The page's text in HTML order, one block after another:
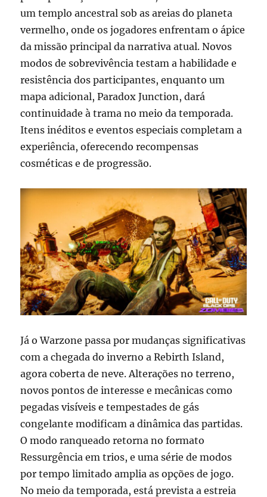
um templo ancestral sob as areias do planeta
vermelho, onde os jogadores enfrentam o ápice
da missão principal da narrativa atual. Novos
modos de sobrevivência testam a habilidade e
resistência dos participantes, enquanto um
mapa adicional, Paradox Junction, dará
continuidade à trama no meio da temporada.
Itens inéditos e eventos especiais completam a
experiência, oferecendo recompensas
cosméticas e de progressão.
Já o Warzone passa por mudanças significativas
com a chegada do inverno a Rebirth Island,
agora coberta de neve. Alterações no terreno,
novos pontos de interesse e mecânicas como
pegadas visíveis e tempestades de gás
congelante modificam a dinâmica das partidas.
O modo ranqueado retorna no formato
Ressurgência em trios, e uma série de modos
por tempo limitado amplia as opções de jogo.
No meio da temporada, está prevista a estreia